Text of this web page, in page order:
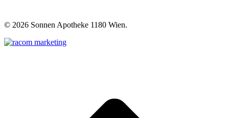
© 2026 Sonnen Apotheke 1180 Wien.